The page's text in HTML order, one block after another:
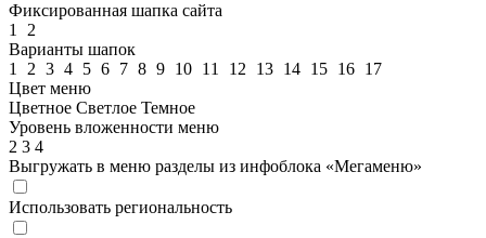
Фиксированная шапка сайта
1
2
Варианты шапок
1
2 3 4 5 6 7 8 9 10 11 12 13 14 15 16 17
Цвет меню
Цветное Светлое Темное
Уровень вложенности меню
2 3 4
Выгружать в меню разделы из инфоблока «Мегаменю»
Использовать региональность